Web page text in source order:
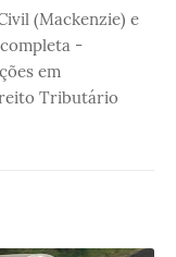
(Mackenzie) e
-
em
Tributário